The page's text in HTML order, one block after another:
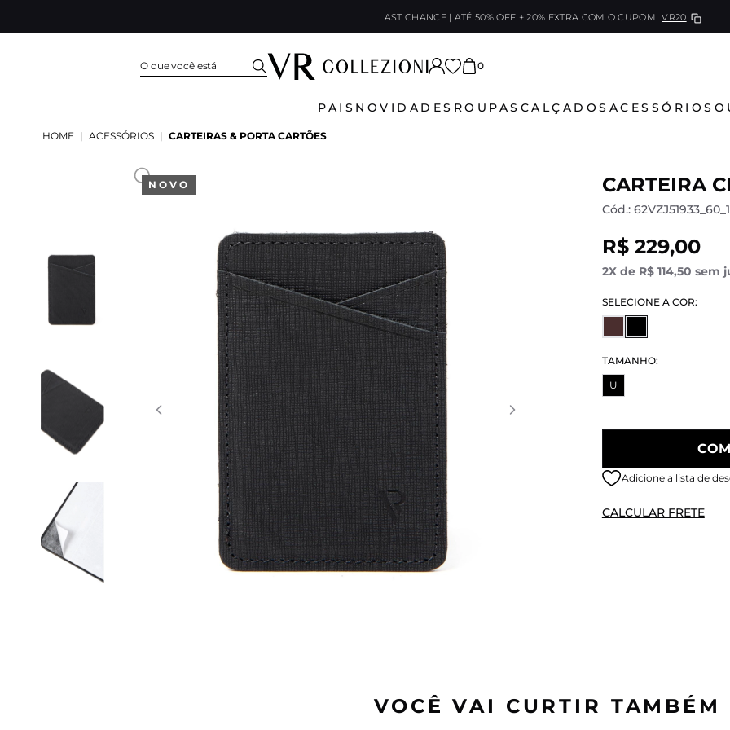
LAST CHANCE | ATÉ 50% OFF + 20% EXTRA COM O CUPOM VR20
0
PAIS NOVIDADES ROUPAS CALÇADOS ACESSÓRIOS
HOME | ACESSÓRIOS | CARTEIRAS & PORTA CARTÕES
NOVO CARTEIRA
Cód.: 62VZJ51933_60_1
R$ 229,00
2X de R$ 114,50 sem
SELECIONE A COR:
TAMANHO:
U
Adicione a lista de
CALCULAR FRETE
VOCÊ VAI CURTIR TAMBÉM